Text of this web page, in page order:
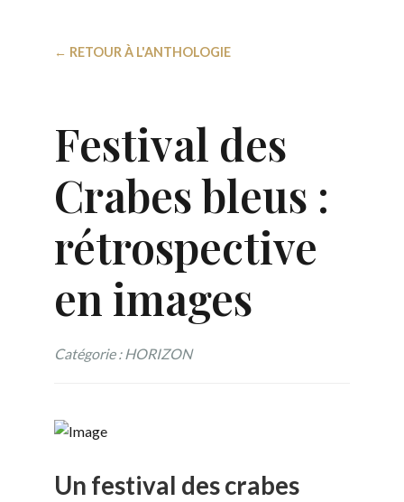
← RETOUR À L'ANTHOLOGIE
Festival des
Crabes bleus :
rétrospective
en images
Catégorie : HORIZON
Un festival des crabes